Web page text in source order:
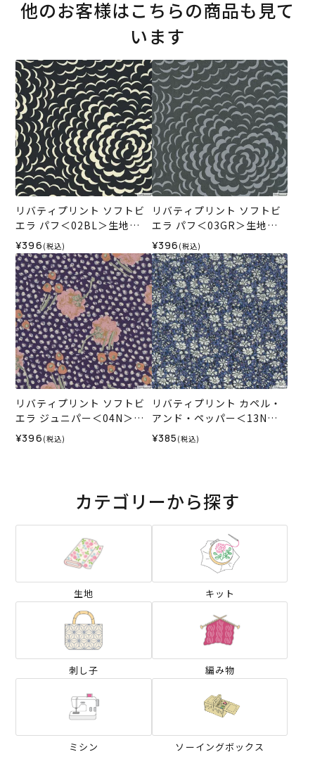
他のお客様はこちらの商品も見て
います
リバティプリント ソフトビ
エラ パフ＜02BL＞生地
（ホビーラホビーレオリジ
ナル）2025AW
¥396 (税込)
リバティプリント ソフトビ
エラ パフ＜03GR＞生地
（ホビーラホビーレオリジ
ナル）2025AW
¥396 (税込)
リバティプリント ソフトビ
エラ ジュニパー＜04N＞生
地 （ホビーラホビーレオリ
ジナル）2025AW
¥396 (税込)
リバティプリント カペル・
アンド・ペッパー＜13N＞
生地 （ホビーラホビーレオ
リジナル）2024AW
¥385 (税込)
カテゴリーから探す
生地 キット
刺し子 編み物
ミシン ソーイングボックス